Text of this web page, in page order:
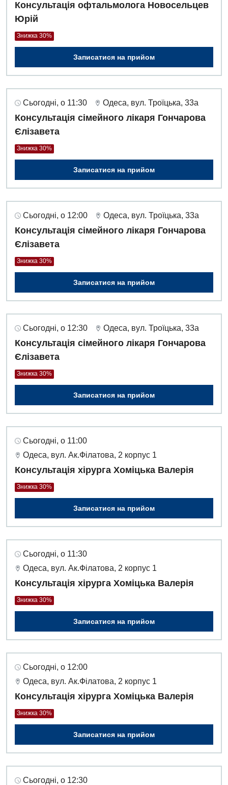
Алергологія, імунологія
Безоплатні послуги
Вакцинація
Відділення інтенсивної терапії
Відділення невідкладних станів
Гастроентерологія
Гінекологічне відділення
Дерматовенерологія
Дієтологія
Кардіологія
Кардіохірургія
Мамологія
Медична психологія
Неврологія
Нейрохірургія
Онкологічне відділлення
Оториноларингологія
Офтальмологічне відділення
Педіатричне відділення
Проктологія
Пульмонологія
Судинна хірургія
Терапевтичне відділення
Терапія
Травматологічне відділення
Травматологія і ортопедія
Урологічне відділення
Урологія
Хірургічне відділення
Для дітей
Дитяча гінекологія
Терапевтичне відділення
Травматологічне відділення
Консультація офтальмолога Новосельцев
Юрій
Знижка 30%
Записатися на прийом
Сьогодні, о 11:30 Одеса, вул. Троїцька, 33а
Консультація сімейного лікаря Гончарова
Єлізавета
Знижка 30%
Записатися на прийом
Сьогодні, о 12:00 Одеса, вул. Троїцька, 33а
Консультація сімейного лікаря Гончарова
Єлізавета
Знижка 30%
Записатися на прийом
Сьогодні, о 12:30 Одеса, вул. Троїцька, 33а
Консультація сімейного лікаря Гончарова
Єлізавета
Знижка 30%
Записатися на прийом
Сьогодні, о 11:00
Одеса, вул. Ак.Філатова, 2 корпус 1
Консультація хірурга Хоміцька Валерія
Знижка 30%
Записатися на прийом
Сьогодні, о 11:30
Одеса, вул. Ак.Філатова, 2 корпус 1
Консультація хірурга Хоміцька Валерія
Знижка 30%
Записатися на прийом
Сьогодні, о 12:00
Одеса, вул. Ак.Філатова, 2 корпус 1
Консультація хірурга Хоміцька Валерія
Знижка 30%
Записатися на прийом
Сьогодні, о 12:30